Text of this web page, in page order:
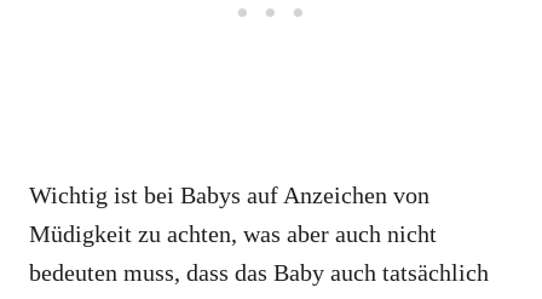
Wichtig ist bei Babys auf Anzeichen von
Müdigkeit zu achten, was aber auch nicht
bedeuten muss, dass das Baby auch tatsächlich